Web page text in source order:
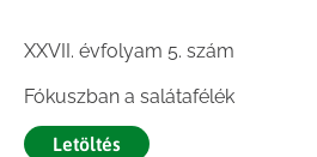
XXVII. évfolyam 5. szám
Fókuszban a salátafélék
Letöltés